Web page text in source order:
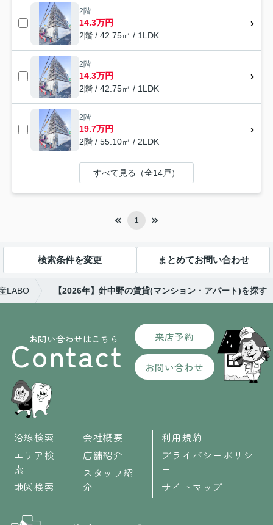
2階
14.3万円
2階 / 42.75㎡ / 1LDK
2階
14.3万円
2階 / 42.75㎡ / 1LDK
2階
19.7万円
2階 / 55.10㎡ / 2LDK
すべて見る（全14戸）
1
検索条件を変更 まとめてお問い合わせ
LABO 【2026年】針中野の賃貸(マンション・アパート)を探す
お問い合わせはこちら
Contact 来店予約
お問い合わせ
沿線検索
エリア検
索
地図検索
会社概要
店舗紹介
スタッフ紹
介
利用規約
プライバシーポリシ
ー
サイトマップ